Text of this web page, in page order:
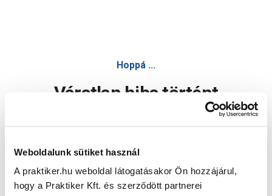
Weboldalunk sütiket használ
A praktiker.hu weboldal látogatásakor Ön hozzájárul,
hogy a Praktiker Kft. és szerződött partnerei
Hoppá ...
Váratlan hiba történt
Oldal újratöltése